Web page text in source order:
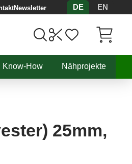
Newsletter DE
EN
Know-How Nähprojekte
25mm,